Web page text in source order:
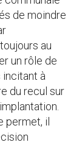
de moindre
au
un rôle de
à
du recul sur
permet, il